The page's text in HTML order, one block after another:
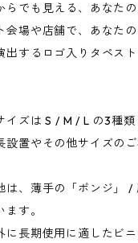
らでも見える、あなた
会場や店舗で、あなた
出するロゴ入りタペスト
ズは S / M / L の3種類
置やその他サイズのご
は、薄手の「ポンジ」 /
す。
長期使用に適したビニ